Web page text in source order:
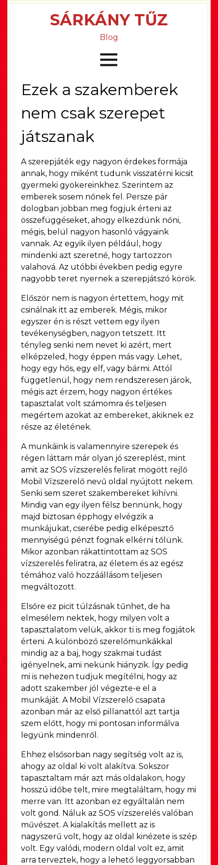
SÁRKÁNY TŰZ
Blog
Ezek a szakemberek
nem csak szerepet
játszanak
A szerepjáték egy nagyon érdekes formája
annak, hogy miként tudunk visszatérni kicsit
gyermeki gyökereinkhez. Szerintem az
emberek sosem nőnek fel. Persze pár
dologban jobban meg fogjuk érteni az
összefüggéseket, ahogy elkezdünk nőni,
mégis, belül nagyon hasonló vágyaink
vannak. Az egyik ilyen például, hogy
mindenki azt szeretné, hogy tartozzon
valahová. Az utóbbi években pedig egyre
nagyobb teret nyernek a szerepjátszó körök.
Először nem is nagyon értettem, hogy mit
csinálnak itt az emberek. Mégis, mikor
egyszer én is részt vettem egy ilyen
tevékenységben, nagyon tetszett. Itt
tényleg senki nem nevet ki azért, mert
elképzeled, hogy éppen más vagy. Lehet,
hogy egy hős, egy elf, vagy bármi. Attól
függetlenül, hogy nem rendszeresen járok,
mégis azt érzem, hogy nagyon értékes
tapasztalat volt számomra és teljesen
megértem azokat az embereket, akiknek ez
része az életének.
A munkáink is valamennyire szerepek és
régen láttam már olyan jó szereplést, mint
amit az SOS vízszerelés felirat mögött rejlő
Mobil Vízszerelő nevű oldal nyújtott nekem.
Senki sem szeret szakembereket kihívni.
Mindig van egy ilyen félsz bennünk, hogy
majd biztosan épphogy elvégzik a
munkájukat, cserébe pedig elképesztő
mennyiségű pénzt fognak elkérni tőlünk.
Mikor azonban rákattintottam az SOS
vízszerelés feliratra, az életem és az egész
témához való hozzáállásom teljesen
megváltozott.
Elsőre ez picit túlzásnak tűnhet, de ha
elmesélem nektek, hogy milyen volt a
tapasztalatom velük, akkor ti is meg fogjátok
érteni. A különböző szerelőmunkákkal
mindig az a baj, hogy szakmai tudást
igényelnek, ami nekünk hiányzik. Így pedig
mi is nehezen tudjuk megítélni, hogy az
adott szakember jól végezte-e el a
munkáját. A Mobil Vízszerelő csapata
azonban már az első pillanattól azt tartja
szem előtt, hogy mi pontosan informálva
legyünk mindenről.
Ehhez elsősorban nagy segítség volt az is,
ahogy az oldal ki volt alakítva. Sokszor
tapasztaltam már azt más oldalakon, hogy
hosszú időbe telt, mire megtaláltam, hogy mi
merre van. Itt azonban ez egyáltalán nem
volt gond. Náluk az SOS vízszerelés valóban
művészet. A kialakítás mellett az is
nagyszerű volt, hogy az oldal kinézete is szép
volt. Egy valódi, modern oldal volt ez, amit
arra terveztek, hogy a lehető leggyorsabban